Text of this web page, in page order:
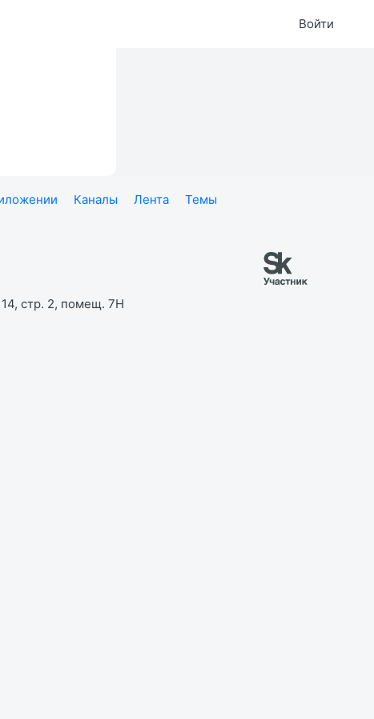
Войти
Каналы Лента
Темы
стр. 2, помещ. 7Н